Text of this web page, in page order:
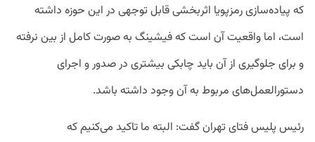
که پیاده‌سازی رمزپویا اثربخشی قابل توجهی در این حوزه داشته
است، اما واقعیت آن است که فیشینگ به صورت کامل از بین نرفته
و برای جلوگیری از آن باید چابکی بیشتری در صدور و اجرای
دستورالعمل‌های مربوط به آن وجود داشته باشد.
رئیس پلیس فتای تهران گفت: البته ما تاکید می‌کنیم که